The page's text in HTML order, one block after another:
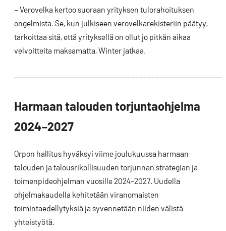
– Verovelka kertoo suoraan yrityksen tulorahoituksen
ongelmista. Se, kun julkiseen verovelkarekisteriin päätyy,
tarkoittaa sitä, että yrityksellä on ollut jo pitkän aikaa
velvoitteita maksamatta, Winter jatkaa.
Harmaan talouden torjuntaohjelma
2024–2027
Orpon hallitus hyväksyi viime joulukuussa harmaan
talouden ja talousrikollisuuden torjunnan strategian ja
toimenpideohjelman vuosille 2024–2027. Uudella
ohjelmakaudella kehitetään viranomaisten
toimintaedellytyksiä ja syvennetään niiden välistä
yhteistyötä.